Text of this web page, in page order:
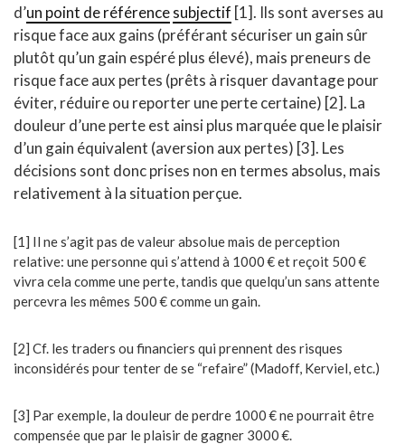
d’un point de référencesubjectif [1]. Ils sont averses au
risque face aux gains (préférant sécuriser un gain sûr
plutôt qu’un gain espéré plus élevé), mais preneurs de
risque face aux pertes (prêts à risquer davantage pour
éviter, réduire ou reporter une perte certaine) [2]. La
douleur d’une perte est ainsi plus marquée que le plaisir
d’un gain équivalent (aversion aux pertes) [3]. Les
décisions sont donc prises non en termes absolus, mais
relativement à la situation perçue.
[1] Il ne s’agit pas de valeur absolue mais de perception
relative: une personne qui s’attend à 1000 € et reçoit 500 €
vivra cela comme une perte, tandis que quelqu’un sans attente
percevra les mêmes 500 € comme un gain.
[2] Cf. les traders ou financiers qui prennent des risques
inconsidérés pour tenter de se “refaire” (Madoff, Kerviel, etc.)
[3] Par exemple, la douleur de perdre 1000 € ne pourrait être
compensée que par le plaisir de gagner 3000 €.